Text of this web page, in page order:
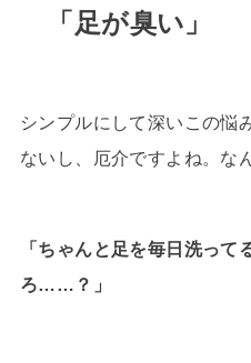
「足が臭い」
シンプルにして深いこの悩
ないし、厄介ですよね。な
「ちゃんと足を毎日洗って
ろ……？」